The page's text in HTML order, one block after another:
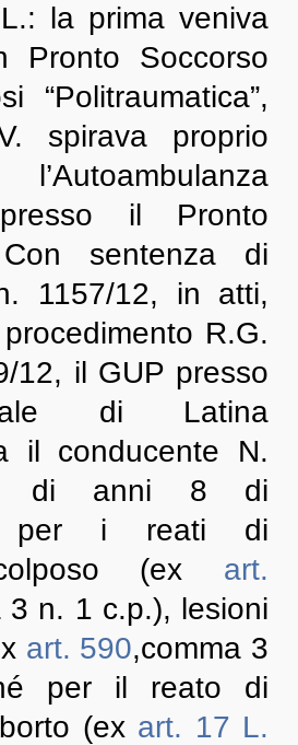
la prima veniva
Pronto Soccorso
“Politraumatica”,
spirava proprio
il Pronto
sentenza di
1157/12, in atti,
R.G.
12, il GUP presso
di Latina
il conducente N.
di anni 8 di
per i reati di
(ex art.
3 n. 1 c.p.), lesioni
art. 590,comma 3
per il reato di
(ex art. 17 L.